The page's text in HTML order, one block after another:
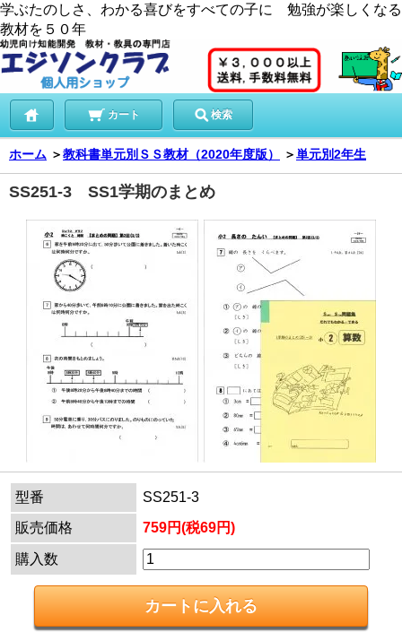
学ぶたのしさ、わかる喜びをすべての子に 勉強が楽しくなる
教材を５０年
カート 検索
ホーム ＞教科書単元別ＳＳ教材（2020年度版） ＞単元別2年生
SS251-3 SS1学期のまとめ
型番
SS251-3
販売価格
759円(税69円)
購入数